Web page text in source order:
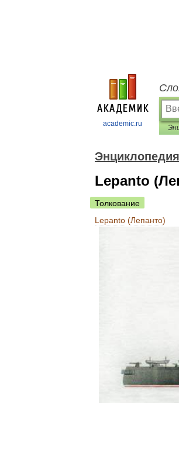
academic.ru
Lepanto
Толкование
Lepanto (Лепанто)